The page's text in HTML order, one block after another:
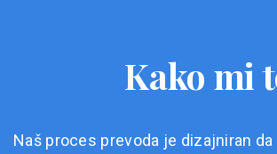
Kako mi
Naš proces prevoda je dizajniran